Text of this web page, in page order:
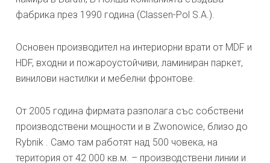
фабрика през 1990 година (Classen-Pol S.A.).
Основен производител на интериорни врати от MDF и
HDF, входни и пожароустойчиви, ламиниран паркет,
винилови настилки и мебелни фронтове.
От 2005 година фирмата разполага със собствени
производствени мощности и в Zwonowice, близо до
Rybnik . Само там работят над 500 човека, на
територия от 42 000 кв.м. – производствени линии и